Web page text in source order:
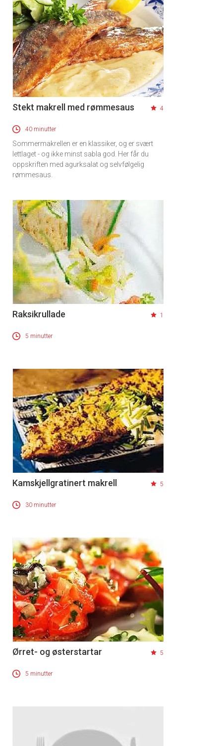
Stekt makrell med rømmesaus 4
40 minutter
Sommermakrellen er en klassiker, og er svært
lettlaget - og ikke minst sabla god. Her får du
oppskriften med agurksalat og selvfølgelig
rømmesaus.
Raksikrullade 1
5 minutter
Kamskjellgratinert makrell 5
30 minutter
Ørret- og østerstartar 5
5 minutter